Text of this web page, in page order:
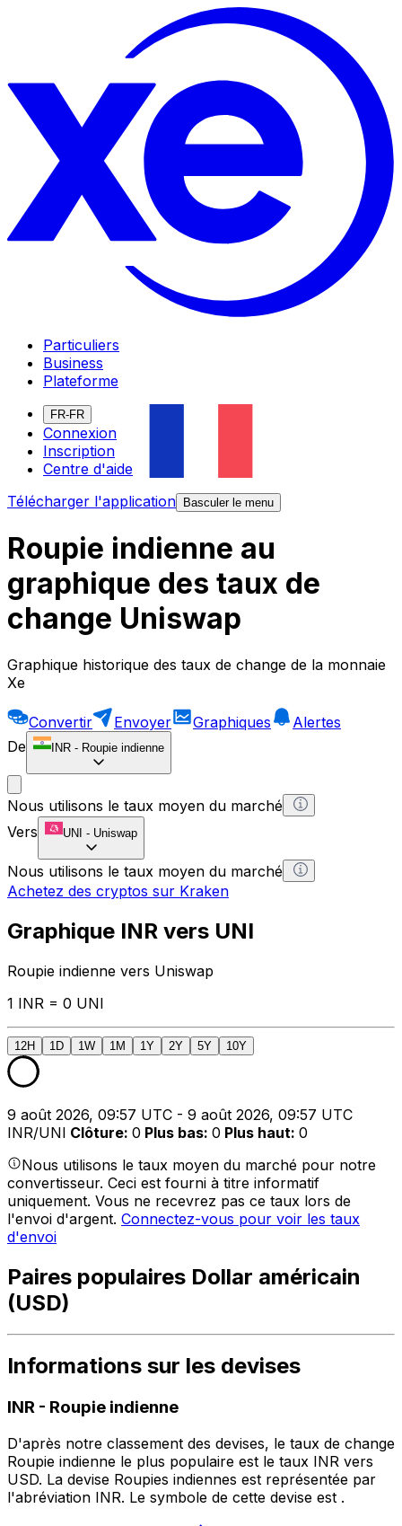
Particuliers
Business
Plateforme
FR-FR
Connexion
Inscription
Centre d'aide
Télécharger l'application
Basculer le menu
Roupie indienne au
graphique des taux de
change Uniswap
Graphique historique des taux de change de la monnaie
Xe
Convertir Envoyer Graphiques
Alertes
De
INR - Roupie indienne
Nous utilisons le taux moyen du marché
Vers
UNI - Uniswap
Nous utilisons le taux moyen du marché
Achetez des cryptos sur Kraken
Graphique INR vers UNI
Roupie indienne vers Uniswap
1 INR = 0 UNI
12H 1D 1W 1M 1Y 2Y 5Y 10Y
9 août 2026, 09:57 UTC - 9 août 2026, 09:57 UTC
INR/UNI Clôture: 0 Plus bas: 0 Plus haut: 0
Nous utilisons le taux moyen du marché pour notre
convertisseur. Ceci est fourni à titre informatif
uniquement. Vous ne recevrez pas ce taux lors de
l'envoi d'argent. Connectez-vous pour voir les taux
d'envoi
Paires populaires Dollar américain
(USD)
Informations sur les devises
INR - Roupie indienne
D'après notre classement des devises, le taux de change
Roupie indienne le plus populaire est le taux INR vers
USD. La devise Roupies indiennes est représentée par
l'abréviation INR. Le symbole de cette devise est ₹.